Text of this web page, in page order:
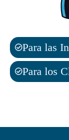
Para las
Para los